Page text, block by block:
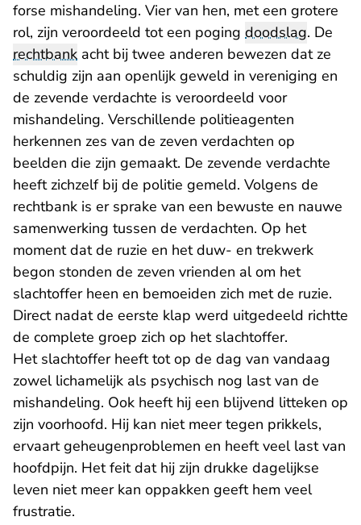
forse mishandeling. Vier van hen, met een grotere
rol, zijn veroordeeld tot een poging doodslag. De
rechtbank acht bij twee anderen bewezen dat ze
schuldig zijn aan openlijk geweld in vereniging en
de zevende verdachte is veroordeeld voor
mishandeling. Verschillende politieagenten
herkennen zes van de zeven verdachten op
beelden die zijn gemaakt. De zevende verdachte
heeft zichzelf bij de politie gemeld. Volgens de
rechtbank is er sprake van een bewuste en nauwe
samenwerking tussen de verdachten. Op het
moment dat de ruzie en het duw- en trekwerk
begon stonden de zeven vrienden al om het
slachtoffer heen en bemoeiden zich met de ruzie.
Direct nadat de eerste klap werd uitgedeeld richtte
de complete groep zich op het slachtoffer.
Het slachtoffer heeft tot op de dag van vandaag
zowel lichamelijk als psychisch nog last van de
mishandeling. Ook heeft hij een blijvend litteken op
zijn voorhoofd. Hij kan niet meer tegen prikkels,
ervaart geheugenproblemen en heeft veel last van
hoofdpijn. Het feit dat hij zijn drukke dagelijkse
leven niet meer kan oppakken geeft hem veel
frustratie.